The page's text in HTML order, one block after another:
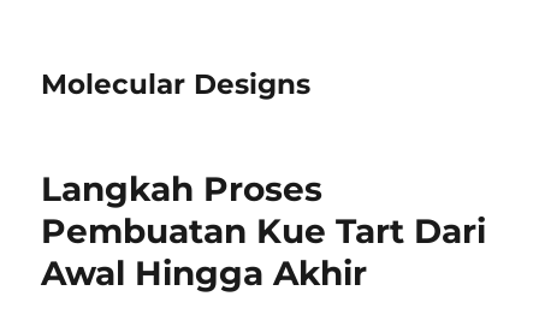
Molecular Designs
Langkah Proses
Pembuatan Kue Tart Dari
Awal Hingga Akhir